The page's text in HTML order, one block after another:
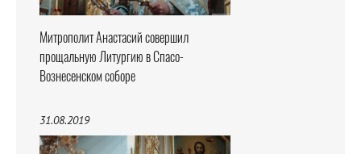
Митрополит Анастасий совершил
прощальную Литургию в Спасо-
Вознесенском соборе
31.08.2019